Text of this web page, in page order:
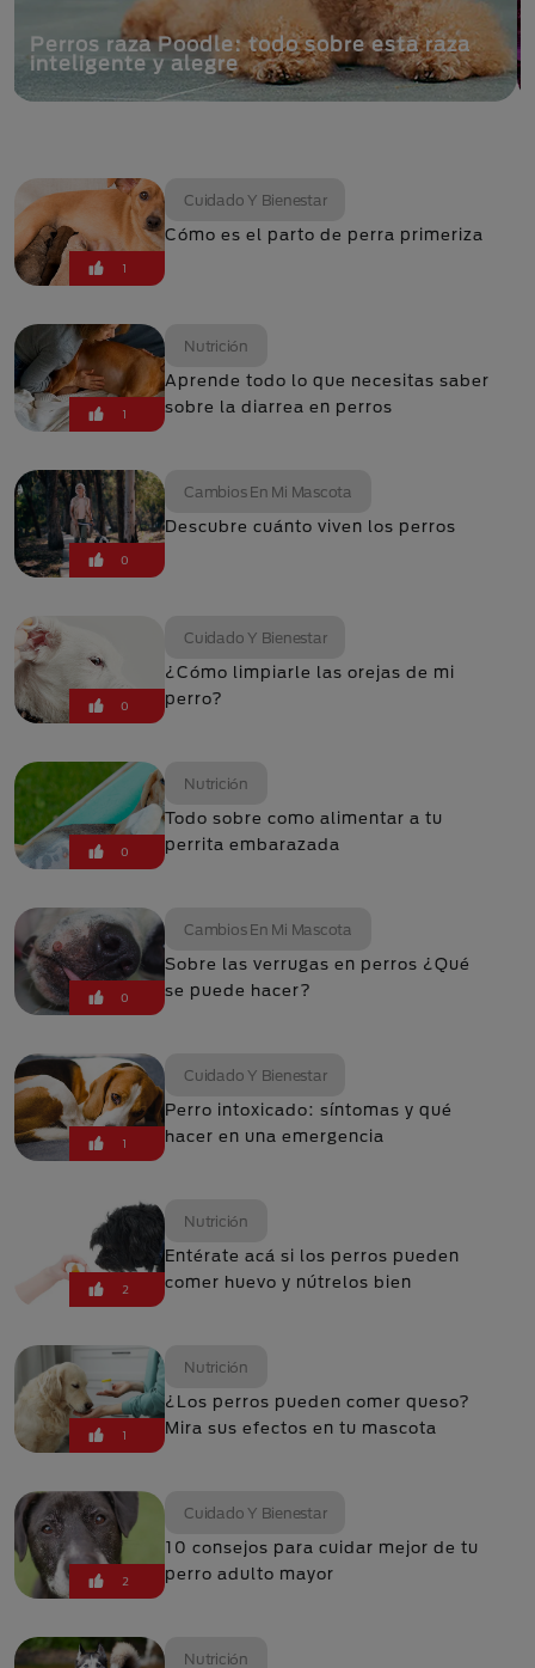
Perros raza Poodle: todo sobre esta raza
inteligente y alegre
1
Cuidado Y Bienestar
Cómo es el parto de perra primeriza
1
Nutrición
Aprende todo lo que necesitas saber
sobre la diarrea en perros
0
Cambios En Mi Mascota
Descubre cuánto viven los perros
0
Cuidado Y Bienestar
¿Cómo limpiarle las orejas de mi
perro?
0
Nutrición
Todo sobre como alimentar a tu
perrita embarazada
0
Cambios En Mi Mascota
Sobre las verrugas en perros ¿Qué
se puede hacer?
1
Cuidado Y Bienestar
Perro intoxicado: síntomas y qué
hacer en una emergencia
2
Nutrición
Entérate acá si los perros pueden
comer huevo y nútrelos bien
1
Nutrición
¿Los perros pueden comer queso?
Mira sus efectos en tu mascota
2
Cuidado Y Bienestar
10 consejos para cuidar mejor de tu
perro adulto mayor
Nutrición